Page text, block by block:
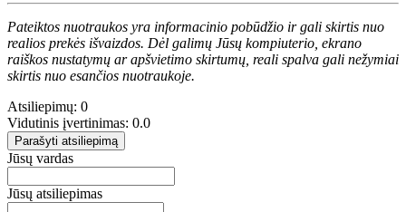
Pateiktos nuotraukos yra informacinio pobūdžio ir gali skirtis nuo
realios prekės išvaizdos. Dėl galimų Jūsų kompiuterio, ekrano
raiškos nustatymų ar apšvietimo skirtumų, reali spalva gali nežymiai
skirtis nuo esančios nuotraukoje.
Atsiliepimų: 0
Vidutinis įvertinimas: 0.0
Parašyti atsiliepimą
Jūsų vardas
Jūsų atsiliepimas